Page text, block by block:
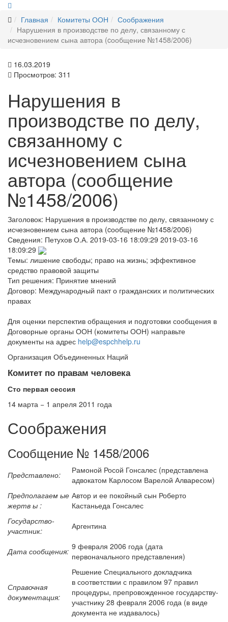
Главная Комитеты ООН
Соображения
Нарушения в производстве по делу, связанному с
исчезновением сына автора (cообщение №1458/2006)
16.03.2019
Просмотров: 311
Нарушения в
производстве по делу,
связанному с
исчезновением сына
автора (cообщение
№1458/2006)
Заголовок: Нарушения в производстве по делу, связанному с
исчезновением сына автора (cообщение №1458/2006)
Сведения: Петухов О.А. 2019-03-16 18:09:29 2019-03-16
18:09:29
Темы: лишение свободы; право на жизнь; эффективное
средство правовой защиты
Тип решения: Принятие мнений
Договор: Международный пакт о гражданских и политических
правах
Для оценки перспектив обращения и подготовки сообщения в
Договорные органы ООН (комитеты ООН) направьте
документы на адрес help@espchhelp.ru
Организация Объединенных Наций
Комитет по правам человека
Сто первая сессия
14 марта − 1 апреля 2011 года
Соображения
Сообщение № 1458/2006
Представлено:
Рамоной Росой Гонсалес (представлена
адвокатом Карлосом Варелой Алваресом)
Предполагаем ые
жертв ы :
Автор и ее покойный сын Роберто
Кастаньеда Гонсалес
Государство-
участник:
Аргентина
Дата сообщения: 9 февраля 2006 года (дата
первоначального представления)
Справочная
документация:
Решение Специального докладчика
в соответствии с правилом 97 правил
процедуры, препровожденное государству-
участнику 28 февраля 2006 года (в виде
документа не издавалось)